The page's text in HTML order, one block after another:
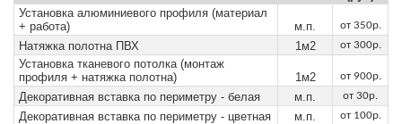
Установка алюминиевого профиля (материал
+ работа)
м.п. от 350р.
Натяжка полотна ПВХ 1м2 от 300р.
Установка тканевого потолка (монтаж
профиля + натяжка полотна)
1м2 от 900р.
Декоративная вставка по периметру - белая м.п. от 30р.
Декоративная вставка по периметру - цветная м.п. от 100р.